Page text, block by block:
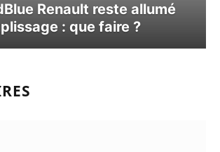
Renault reste allumé
: que faire ?